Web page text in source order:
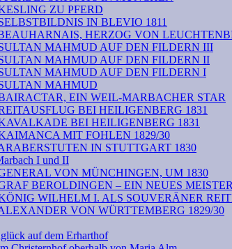
ZU PFERD
IN BLEVIO 1811
HERZOG VON
MAHMUD AUF DEN FILDERN III
MAHMUD AUF DEN FILDERN II
MAHMUD AUF DEN FILDERN I
MAHMUD
EIN WEIL-MARBACHER STAR
BEI HEILIGENBERG 1831
BEI HEILIGENBERG 1831
MIT FOHLEN 1829/30
IN STUTTGART 1830
I und II
VON MÜNCHINGEN, UM 1830
BEROLDINGEN – EIN NEUES
WILHELM I. ALS SOUVERÄNER
VON WÜRTTEMBERG 1829/30
auf dem Erharthof